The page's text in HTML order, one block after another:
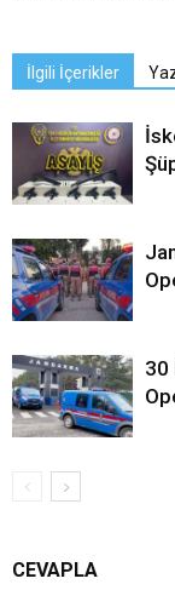
İlgili İçerikler
30
CEVAPLA